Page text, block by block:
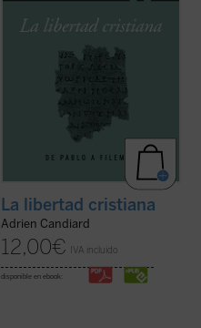
La libertad cristiana
Adrien Candiard
12,00€ IVA incluido
disponible en ebook: